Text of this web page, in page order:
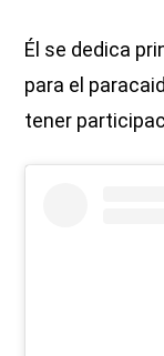
Él se dedica
para el
tener